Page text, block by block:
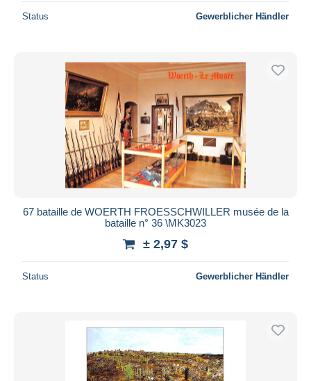
Status Gewerblicher Händler
67 bataille de WOERTH FROESSCHWILLER musée de la
bataille n° 36 \MK3023
± 2,97 $
Status Gewerblicher Händler